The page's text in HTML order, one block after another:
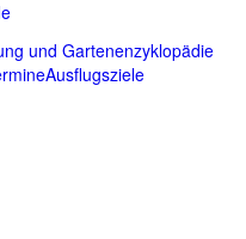
Ausflugsziele